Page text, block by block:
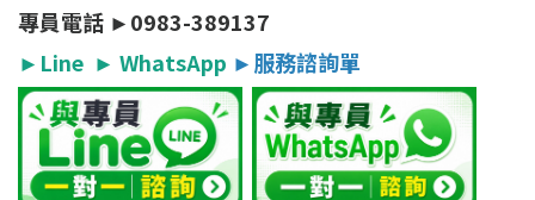
專員電話 ►0983-389137
► Line ► WhatsApp ►服務諮詢單